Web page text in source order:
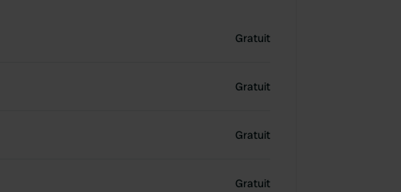
Gratuit
Gratuit
Gratuit
Gratuit